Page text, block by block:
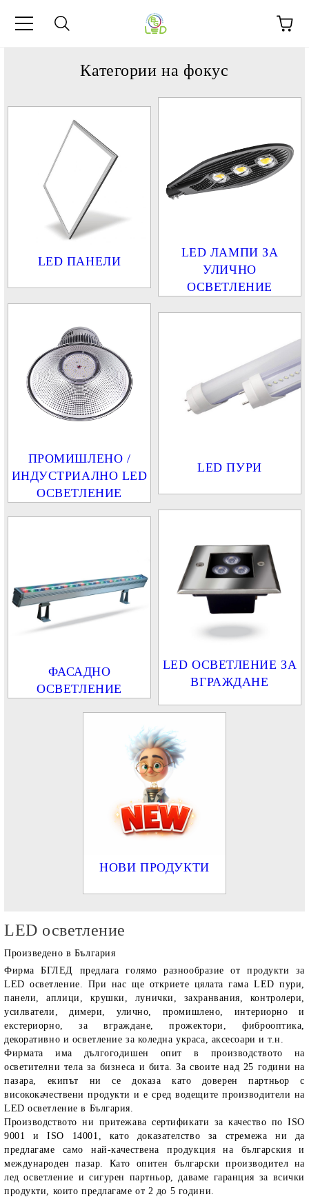
Категории на фокус
LED ПАНЕЛИ
LED ЛАМПИ ЗА
УЛИЧНО
ОСВЕТЛЕНИЕ
ПРОМИШЛЕНО /
ИНДУСТРИАЛНО LED
ОСВЕТЛЕНИЕ
LED ПУРИ
ФАСАДНО
ОСВЕТЛЕНИЕ
LED ОСВЕТЛЕНИЕ ЗА
ВГРАЖДАНЕ
НОВИ ПРОДУКТИ
LED осветление
Произведено в България
ФирмаБГЛЕД
предлага голямо разнообразие от продукти за
LED осветление. При нас ще откриете цялата гама LED пури,
панели, аплици, крушки, лунички, захранвания, контролери,
усилватели, димери, улично, промишлено, интериорно и
екстериорно, за вграждане, прожектори, фиброоптика,
декоративно и осветление за коледна украса, аксесоари и т.н.
Фирмата има дългогодишен опит в производството на
осветителни тела за бизнеса и бита. За своите над 25 години на
пазара, екипът ни се доказа като доверен партньор с
висококачествени продукти и е сред водещите производители на
LED осветление в България.
Производството ни притежава сертификати за качество по ISO
9001 и ISO 14001, като доказателство за стремежа ни да
предлагаме само най-качествена продукция на българския и
международен пазар. Като опитен български производител на
лед осветление и сигурен партньор, даваме гаранция за всички
продукти, които предлагаме от 2 до 5 години.